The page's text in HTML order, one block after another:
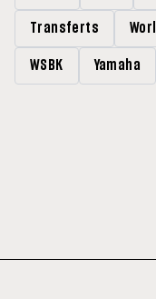
Transferts
WSBK Yamaha